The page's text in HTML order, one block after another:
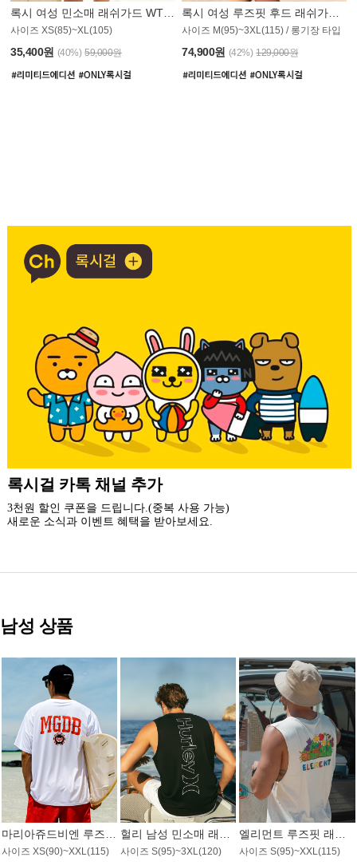
사이즈 XS(85)~XL(105)
35,400원 (40%) 59,000원
사이즈 M(95)~3XL(115) / 롱기장 타입
74,900원 (42%) 129,000원
더 가까운 쇼핑, 록시걸 모바일 앱
빠른쇼핑! 간편결제! 모바일에 딱 맞춘 쇼핑 앱
지금 설치하고 추가 할인 받아 가세요.
남성 상품
사이즈 XS(90)~XXL(115) 사이즈 S(95)~3XL(120) 사이즈 S(95)~XXL(115)